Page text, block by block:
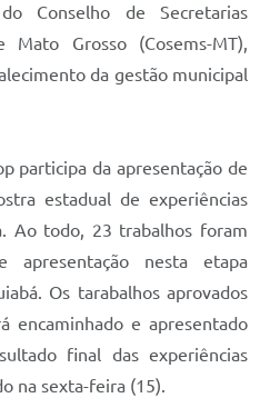
Conselho de Secretarias
Grosso (Cosems-MT),
da gestão municipal
participa da apresentação de
estadual de experiências
Ao todo, 23 trabalhos foram
apresentação nesta etapa
Os tarabalhos aprovados
encaminhado e apresentado
final das experiências
na sexta-feira (15).